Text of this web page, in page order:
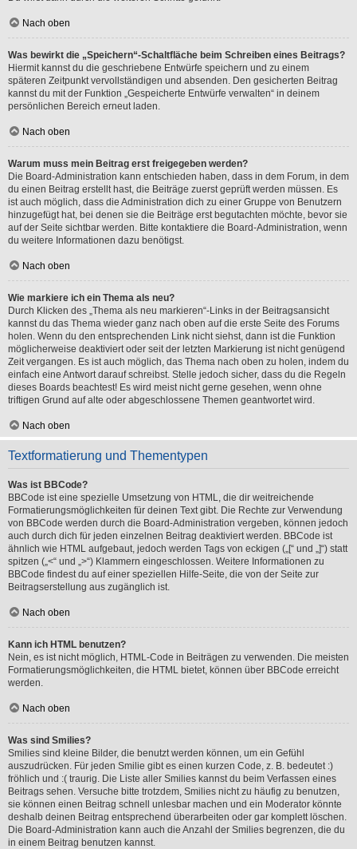
Nach oben
Was bewirkt die „Speichern“-Schaltfläche beim Schreiben eines Beitrags?
Hiermit kannst du die geschriebene Entwürfe speichern und zu einem
späteren Zeitpunkt vervollständigen und absenden. Den gesicherten Beitrag
kannst du mit der Funktion „Gespeicherte Entwürfe verwalten“ in deinem
persönlichen Bereich erneut laden.
Nach oben
Warum muss mein Beitrag erst freigegeben werden?
Die Board-Administration kann entschieden haben, dass in dem Forum, in dem
du einen Beitrag erstellt hast, die Beiträge zuerst geprüft werden müssen. Es
ist auch möglich, dass die Administration dich zu einer Gruppe von Benutzern
hinzugefügt hat, bei denen sie die Beiträge erst begutachten möchte, bevor sie
auf der Seite sichtbar werden. Bitte kontaktiere die Board-Administration, wenn
du weitere Informationen dazu benötigst.
Nach oben
Wie markiere ich ein Thema als neu?
Durch Klicken des „Thema als neu markieren“-Links in der Beitragsansicht
kannst du das Thema wieder ganz nach oben auf die erste Seite des Forums
holen. Wenn du den entsprechenden Link nicht siehst, dann ist die Funktion
möglicherweise deaktiviert oder seit der letzten Markierung ist nicht genügend
Zeit vergangen. Es ist auch möglich, das Thema nach oben zu holen, indem du
einfach eine Antwort darauf schreibst. Stelle jedoch sicher, dass du die Regeln
dieses Boards beachtest! Es wird meist nicht gerne gesehen, wenn ohne
triftigen Grund auf alte oder abgeschlossene Themen geantwortet wird.
Nach oben
Textformatierung und Thementypen
Was ist BBCode?
BBCode ist eine spezielle Umsetzung von HTML, die dir weitreichende
Formatierungsmöglichkeiten für deinen Text gibt. Die Rechte zur Verwendung
von BBCode werden durch die Board-Administration vergeben, können jedoch
auch durch dich für jeden einzelnen Beitrag deaktiviert werden. BBCode ist
ähnlich wie HTML aufgebaut, jedoch werden Tags von eckigen („[“ und „]“) statt
spitzen („<“ und „>“) Klammern eingeschlossen. Weitere Informationen zu
BBCode findest du auf einer speziellen Hilfe-Seite, die von der Seite zur
Beitragserstellung aus zugänglich ist.
Nach oben
Kann ich HTML benutzen?
Nein, es ist nicht möglich, HTML-Code in Beiträgen zu verwenden. Die meisten
Formatierungsmöglichkeiten, die HTML bietet, können über BBCode erreicht
werden.
Nach oben
Was sind Smilies?
Smilies sind kleine Bilder, die benutzt werden können, um ein Gefühl
auszudrücken. Für jeden Smilie gibt es einen kurzen Code, z. B. bedeutet :)
fröhlich und :( traurig. Die Liste aller Smilies kannst du beim Verfassen eines
Beitrags sehen. Versuche bitte trotzdem, Smilies nicht zu häufig zu benutzen,
sie können einen Beitrag schnell unlesbar machen und ein Moderator könnte
deshalb deinen Beitrag entsprechend überarbeiten oder gar komplett löschen.
Die Board-Administration kann auch die Anzahl der Smilies begrenzen, die du
in einem Beitrag benutzen kannst.